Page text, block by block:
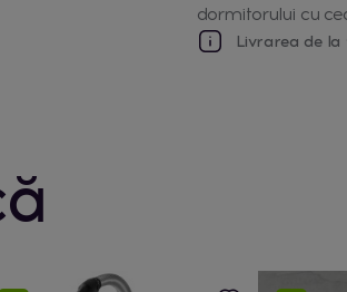
dormitorului cu
Livrarea de la